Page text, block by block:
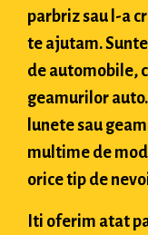
parbriz sau l-a
te ajutam.
de automobile,
geamurilor
lunete sau
multime de
orice tip de
Iti oferim atat